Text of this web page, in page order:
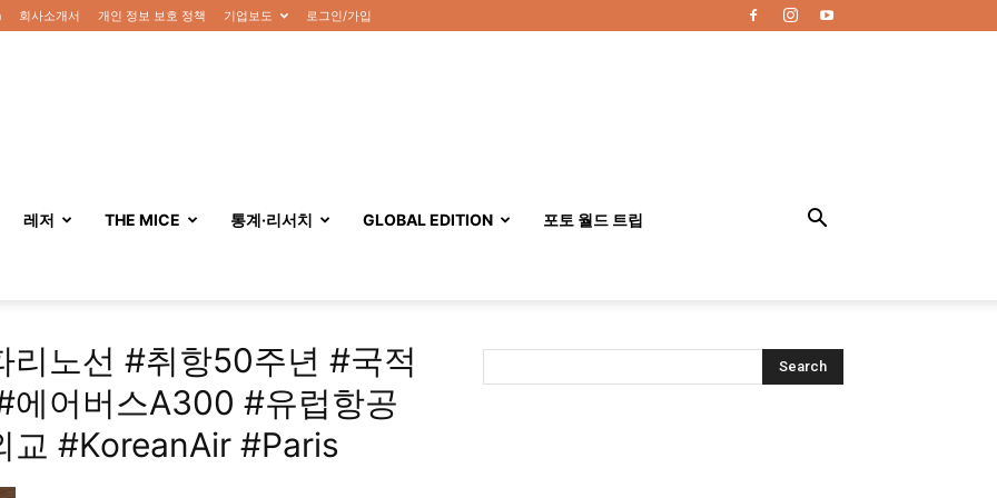
회사소개서 개인 정보 보호 정책 기업보도 로그인/가입
레저 THE MICE 통계·리서치 GLOBAL EDITION 포토 월드 트립
노선 #취항50주년 #국적
에어버스A300 #유럽항공
교 #KoreanAir #Paris